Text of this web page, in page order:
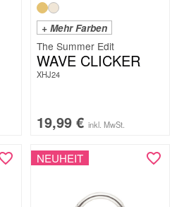
+ Mehr Farben
The Summer Edit
WAVE CLICKER
XHJ24
19,99 € inkl. MwSt.
NEUHEIT